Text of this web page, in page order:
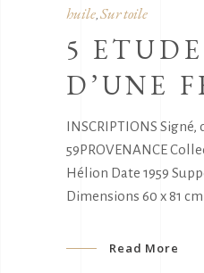
huile, Sur toile
5
D’UNE
INSCRIPTIONS
59PROVENANCE
Hélion Date 1959
Dimensions 60 x 81 cm
Read More